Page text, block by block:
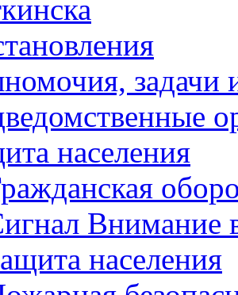
задачи
населения
Внимание
населения